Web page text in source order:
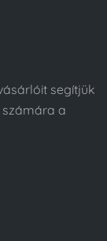
segítjük
a